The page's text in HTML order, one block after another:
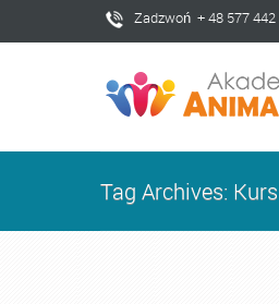
Zadzwoń + 48 577 442
Tag Archives: